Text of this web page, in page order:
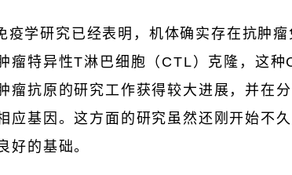
疫学研究已经表明，机体确实存在抗肿
瘤特异性T淋巴细胞（CTL）克隆，这
瘤抗原的研究工作获得较大进展，并在
应基因。这方面的研究虽然还刚开始不
好的基础。